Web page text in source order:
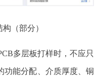
（部分）
多层板打样时，不应只
功能分配、介质厚度、铜